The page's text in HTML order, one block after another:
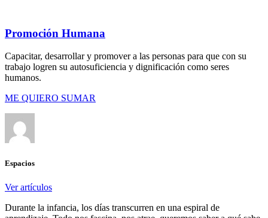
Promoción Humana
Capacitar, desarrollar y promover a las personas para que con su
trabajo logren su autosuficiencia y dignificación como seres
humanos.
ME QUIERO SUMAR
Espacios
Ver artículos
Durante la infancia, los días transcurren en una espiral de